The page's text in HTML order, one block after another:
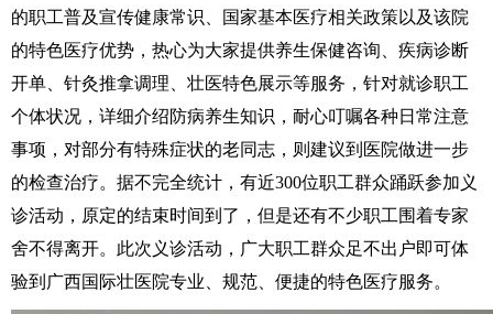
的职工普及宣传健康常识、国家基本医疗相关政策以及该院
的特色医疗优势，热心为大家提供养生保健咨询、疾病诊断
开单、针灸推拿调理、壮医特色展示等服务，针对就诊职工
个体状况，详细介绍防病养生知识，耐心叮嘱各种日常注意
事项，对部分有特殊症状的老同志，则建议到医院做进一步
的检查治疗。据不完全统计，有近300位职工群众踊跃参加义
诊活动，原定的结束时间到了，但是还有不少职工围着专家
舍不得离开。此次义诊活动，广大职工群众足不出户即可体
验到广西国际壮医院专业、规范、便捷的特色医疗服务。